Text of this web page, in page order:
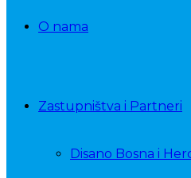
O nama
Zastupništva i Partneri
Disano Bosna i